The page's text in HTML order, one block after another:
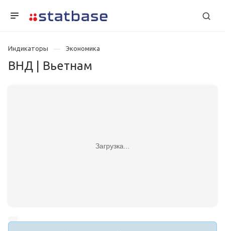
Индикаторы Экономика
ВНД | Вьетнам
Загрузка...